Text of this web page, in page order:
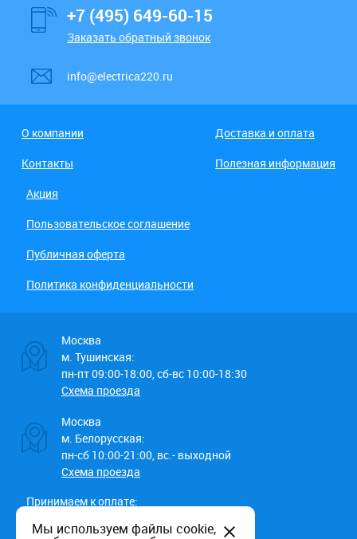
+7 (495) 649-60-15
Заказать обратный звонок
info@electrica220.ru
О компании
Доставка и оплата
Контакты
Полезная информация
Акция
Пользовательское соглашение
Публичная оферта
Политика конфиденциальности
Москва
м. Тушинская:
пн-пт 09:00-18:00, сб-вс 10:00-18:30
Схема проезда
Москва
м. Белорусская:
пн-сб 10:00-21:00, вс.- выходной
Схема проезда
Принимаем к оплате:
Мы используем файлы cookie,